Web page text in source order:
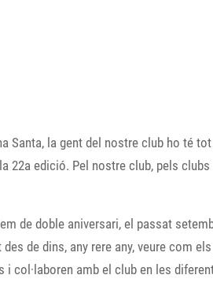
Santa, la gent del nostre club ho té
22a edició. Pel nostre club, pels
de doble aniversari, el passat
de dins, any rere any, veure com
col·laboren amb el club en les